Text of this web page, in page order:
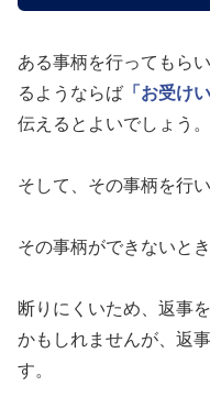
ある事柄を行ってもら
るようならば 「お受け
伝えるとよいでしょう。
そして、その事柄を行い
その事柄ができないと
断りにくいため、返事
かもしれませんが、返
す。